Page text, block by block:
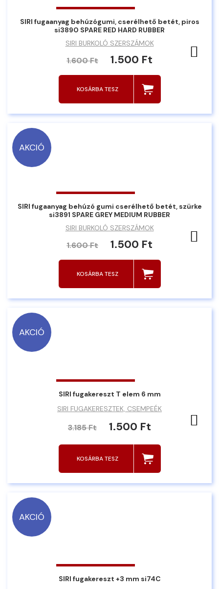
SIRI fugaanyag behúzógumi, cserélhető betét, piros
si3890 SPARE RED HARD RUBBER
SIRI BURKOLÓ SZERSZÁMOK
1.600 Ft 1.500 Ft
KOSÁRBA TESZ
AKCIÓ
SIRI fugaanyag behúzó gumi cserélhető betét, szürke
si3891 SPARE GREY MEDIUM RUBBER
SIRI BURKOLÓ SZERSZÁMOK
1.600 Ft 1.500 Ft
KOSÁRBA TESZ
AKCIÓ
SIRI fugakereszt T elem 6 mm
SIRI FUGAKERESZTEK, CSEMPEÉK
3.185 Ft 1.500 Ft
KOSÁRBA TESZ
AKCIÓ
SIRI fugakereszt +3 mm si74C